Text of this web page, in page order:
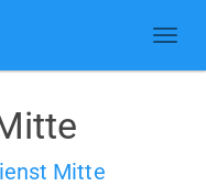
Mitte